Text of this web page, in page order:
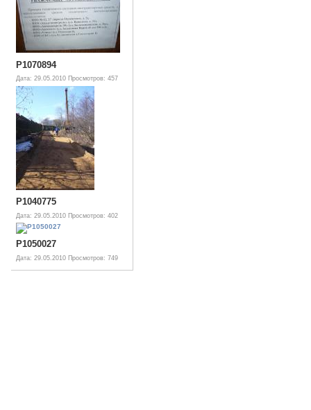
P1070894
Дата: 29.05.2010 Просмотров: 457
P1040775
Дата: 29.05.2010 Просмотров: 402
P1050027
Дата: 29.05.2010 Просмотров: 749